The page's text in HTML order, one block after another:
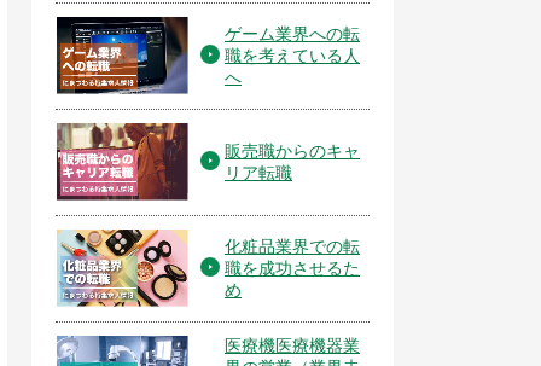
ゲーム業界への転
職を考えている人
へ
販売職からのキャ
リア転職
化粧品業界での転
職を成功させるた
め
医療機医療機器業